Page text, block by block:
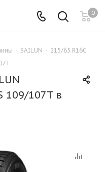
0
- SAILUN - 215/65 R16C
109/107T в